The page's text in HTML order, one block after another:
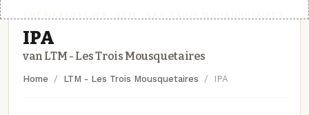
IPA
van LTM - Les Trois Mousquetaires
Home LTM - Les Trois Mousquetaires IPA